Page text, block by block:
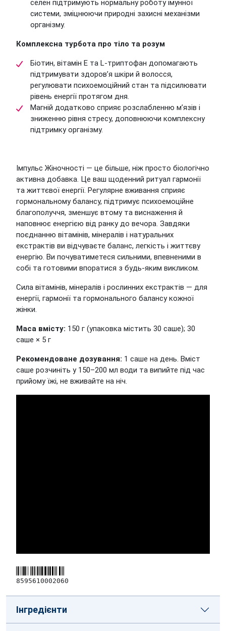
селен підтримують нормальну роботу імунної
системи, зміцнюючи природні захисні механізми
організму.
Комплексна турбота про тіло та розум
Біотин, вітамін E та L-триптофан допомагають
підтримувати здоров’я шкіри й волосся,
регулювати психоемоційний стан та підсилювати
рівень енергії протягом дня.
Магній додатково сприяє розслабленню м’язів і
зниженню рівня стресу, доповнюючи комплексну
підтримку організму.
Імпульс Жіночності — це більше, ніж просто біологічно
активна добавка. Це ваш щоденний ритуал гармонії
та життєвої енергії. Регулярне вживання сприяє
гормональному балансу, підтримує психоемоційне
благополуччя, зменшує втому та виснаження й
наповнює енергією від ранку до вечора. Завдяки
поєднанню вітамінів, мінералів і натуральних
екстрактів ви відчуваєте баланс, легкість і життєву
енергію. Ви почуватиметеся сильними, впевненими в
собі та готовими впоратися з будь-яким викликом.
Сила вітамінів, мінералів і рослинних екстрактів — для
енергії, гармонії та гормонального балансу кожної
жінки.
Маса вмісту: 150 г (упаковка містить 30 саше); 30
саше × 5 г
Рекомендоване дозування: 1 саше на день. Вміст
саше розчиніть у 150–200 мл води та випийте під час
прийому їжі, не вживайте на ніч.
8595610002060
Інгредієнти